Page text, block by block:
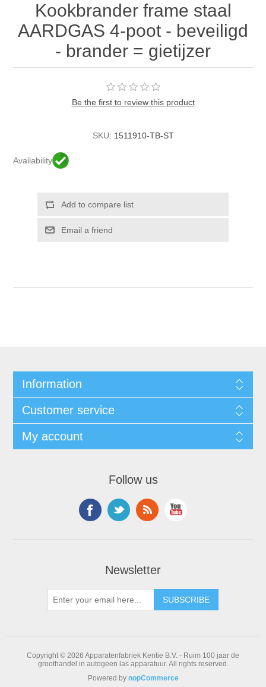
Kookbrander frame staal
AARDGAS 4-poot - beveiligd
- brander = gietijzer
Be the first to review this product
SKU: 1511910-TB-ST
Availability
Information
Customer service
My account
Follow us
Newsletter
Copyright © 2026 Apparatenfabriek Kentie B.V. - Ruim 100 jaar de
groothandel in autogeen las apparatuur. All rights reserved.
Powered by nopCommerce